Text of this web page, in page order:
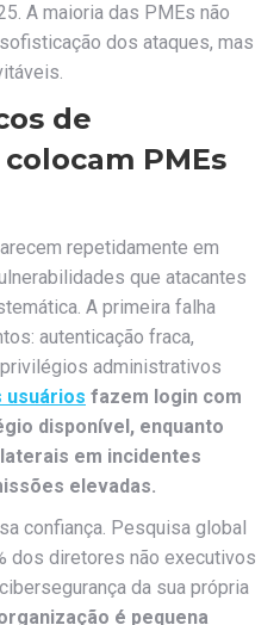
A maioria das PMEs não
dos ataques, mas
de
PMEs
repetidamente em
que atacantes
A primeira falha
autenticação fraca,
administrativos
usuários fazem login com
disponível, enquanto
em incidentes
elevadas.
confiança. Pesquisa global
dos diretores não executivos
da sua própria
é pequena